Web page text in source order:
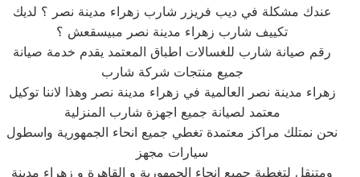
عندك مشكلة في ديب فريزر شارب زهراء مدينة نصر ؟ لديك
تكييف شارب زهراء مدينة نصر مبيسقعش ؟
رقم صيانة شارب للغسالات اطباق المعتمد يقدم خدمة صيانة
جميع منتجات شركة شارب
زهراء مدينة نصر العالمية في زهراء مدينة نصر وهذا لاننا توكيل
معتمد لصيانة جميع اجهزة شارب المنزلية
نحن نمتلك مراكز معتمدة تغطي جميع انحاء الجمهورية واسطول
سيارات مجهز
ومتنقل لتغطية جميع انحاء الجمهورية و القاهرة و زهراء مدينة